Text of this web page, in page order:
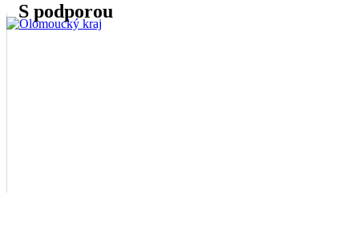
S podporou